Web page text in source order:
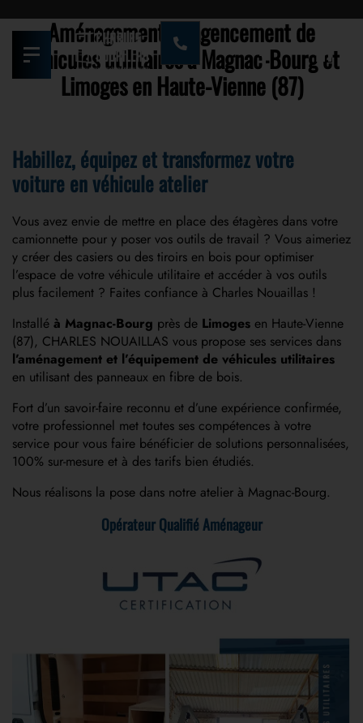
Aménagement et agencement de
véhicules utilitaires à Magnac-Bourg et
Limoges en Haute-Vienne (87)
Habillez, équipez et transformez votre
voiture en véhicule atelier
Vous avez envie de mettre en place des étagères dans votre
camionnette pour y poser vos outils de travail ? Vous aimeriez
y créer des casiers ou des tiroirs en bois pour optimiser
l’espace de votre véhicule utilitaire et accéder à vos outils
plus facilement ? Faites confiance à Charles Nouaillas !
Installé à Magnac-Bourg près de Limoges en Haute-Vienne
(87), CHARLES NOUAILLAS vous propose ses services dans
l’aménagement et l’équipement de véhicules utilitaires
en utilisant des panneaux en fibre de bois.
Fort d’un savoir-faire reconnu et d’une expérience confirmée,
votre professionnel met toutes ses compétences à votre
service pour vous faire bénéficier de solutions personnalisées,
100% sur-mesure et à des tarifs bien étudiés.
Nous réalisons la pose dans notre atelier à Magnac-Bourg.
Opérateur Qualifié Aménageur